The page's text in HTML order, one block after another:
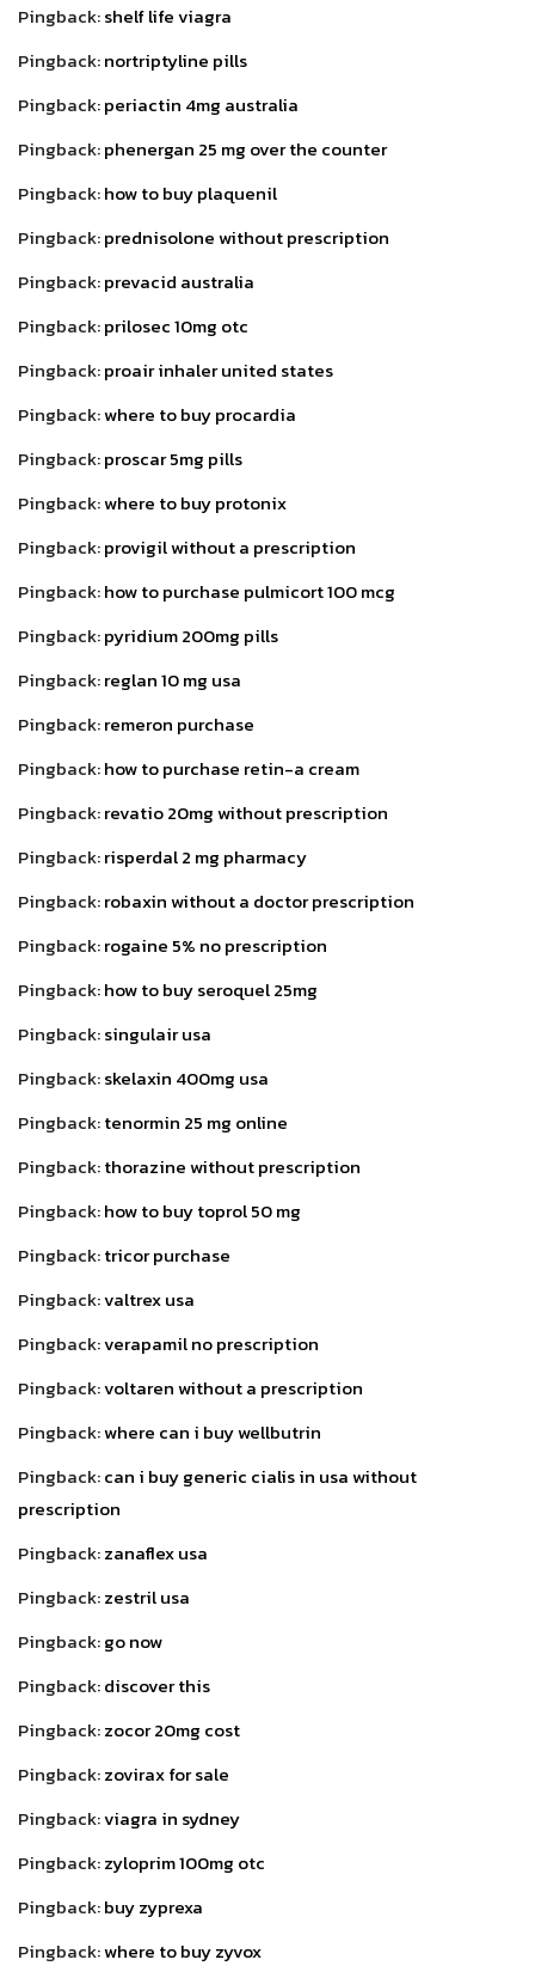
Pingback:shelf life viagra
Pingback:nortriptyline pills
Pingback:periactin 4mg australia
Pingback:phenergan 25 mg over the counter
Pingback:how to buy plaquenil
Pingback:prednisolone without prescription
Pingback:prevacid australia
Pingback:prilosec 10mg otc
Pingback:proair inhaler united states
Pingback:where to buy procardia
Pingback:proscar 5mg pills
Pingback:where to buy protonix
Pingback:provigil without a prescription
Pingback:how to purchase pulmicort 100 mcg
Pingback:pyridium 200mg pills
Pingback:reglan 10 mg usa
Pingback:remeron purchase
Pingback:how to purchase retin-a cream
Pingback:revatio 20mg without prescription
Pingback:risperdal 2 mg pharmacy
Pingback:robaxin without a doctor prescription
Pingback:rogaine 5% no prescription
Pingback:how to buy seroquel 25mg
Pingback:singulair usa
Pingback:skelaxin 400mg usa
Pingback:tenormin 25 mg online
Pingback:thorazine without prescription
Pingback:how to buy toprol 50 mg
Pingback:tricor purchase
Pingback:valtrex usa
Pingback:verapamil no prescription
Pingback:voltaren without a prescription
Pingback:where can i buy wellbutrin
Pingback:can i buy generic cialis in usa without
prescription
Pingback:zanaflex usa
Pingback:zestril usa
Pingback:go now
Pingback:discover this
Pingback:zocor 20mg cost
Pingback:zovirax for sale
Pingback:viagra in sydney
Pingback:zyloprim 100mg otc
Pingback:buy zyprexa
Pingback:where to buy zyvox